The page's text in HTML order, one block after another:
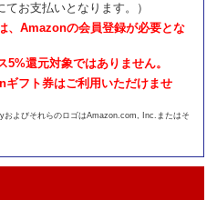
お支払いとなります。）
、Amazonの会員登録が必要とな
還元対象ではありません。
フト券はご利用いただけませ
よびそれらのロゴはAmazon.com, Inc.またはそ